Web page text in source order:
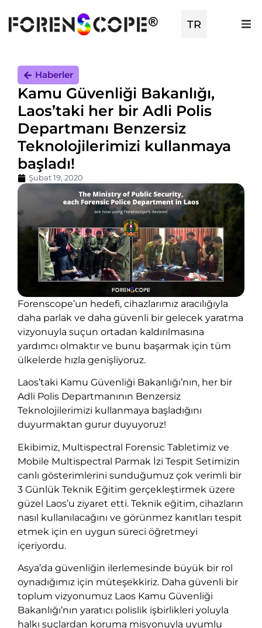
TR
EN
Haberler
Kamu Güvenliği Bakanlığı,
Laos’taki her bir Adli Polis
Departmanı Benzersiz
Teknolojilerimizi kullanmaya
başladı!
Şubat 19, 2020
Forenscope’un hedefi, cihazlarımız aracılığıyla
daha parlak ve daha güvenli bir gelecek yaratma
vizyonuyla suçun ortadan kaldırılmasına
yardımcı olmaktır ve bunu başarmak için tüm
ülkelerde hızla genişliyoruz.
Laos’taki Kamu Güvenliği Bakanlığı’nın, her bir
Adli Polis Departmanının Benzersiz
Teknolojilerimizi kullanmaya başladığını
duyurmaktan gurur duyuyoruz!
Ekibimiz, Multispectral Forensic Tabletimiz ve
Mobile Multispectral Parmak İzi Tespit Setimizin
canlı gösterimlerini sunduğumuz çok verimli bir
3 Günlük Teknik Eğitim gerçekleştirmek üzere
güzel Laos’u ziyaret etti. Teknik eğitim, cihazların
nasıl kullanılacağını ve görünmez kanıtları tespit
etmek için en uygun süreci öğretmeyi
içeriyordu.
Asya’da güvenliğin ilerlemesinde büyük bir rol
oynadığımız için müteşekkiriz. Daha güvenli bir
toplum vizyonumuz Laos Kamu Güvenliği
Bakanlığı’nın yaratıcı polislik işbirlikleri yoluyla
halkı suçlardan koruma misyonuyla uyumlu